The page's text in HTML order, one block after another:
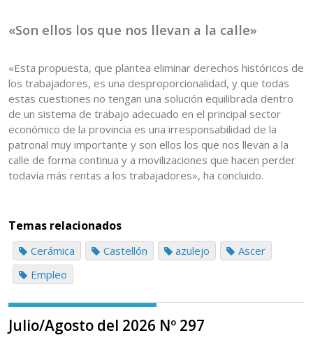
«Son ellos los que nos llevan a la calle»
«Esta propuesta, que plantea eliminar derechos históricos de
los trabajadores, es una desproporcionalidad, y que todas
estas cuestiones no tengan una solución equilibrada dentro
de un sistema de trabajo adecuado en el principal sector
económico de la provincia es una irresponsabilidad de la
patronal muy importante y son ellos los que nos llevan a la
calle de forma continua y a movilizaciones que hacen perder
todavía más rentas a los trabajadores», ha concluido.
Temas relacionados
Cerámica Castellón azulejo
Ascer
Empleo
Julio/Agosto del 2026 Nº 297